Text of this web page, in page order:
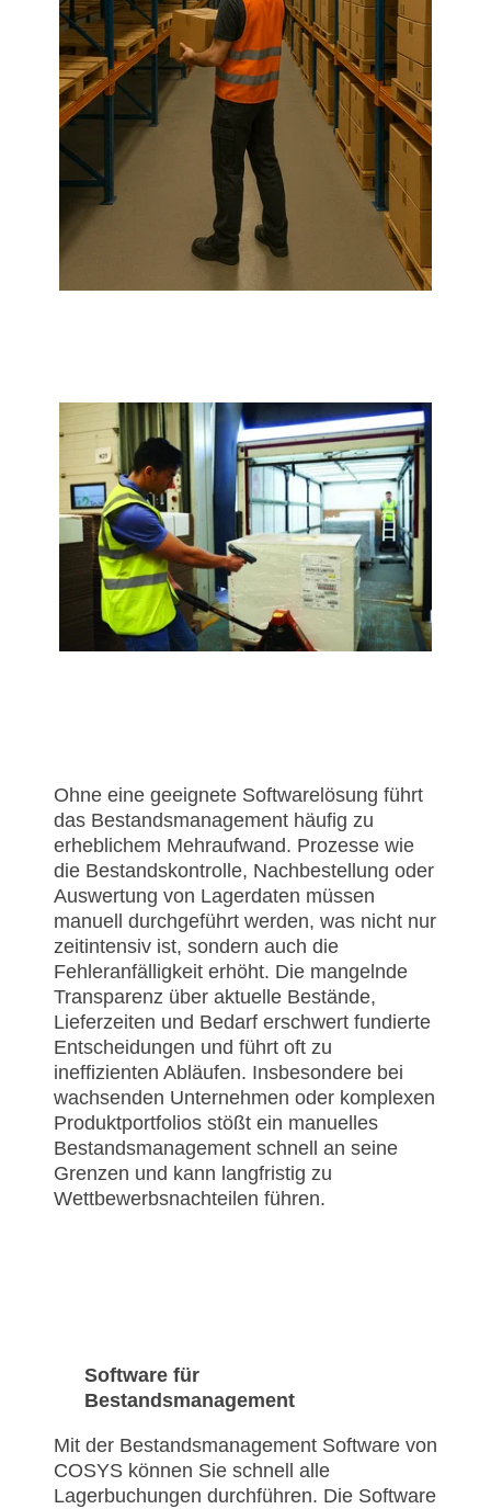
Ohne eine geeignete Softwarelösung führt
das Bestandsmanagement häufig zu
erheblichem Mehraufwand. Prozesse wie
die Bestandskontrolle, Nachbestellung oder
Auswertung von Lagerdaten müssen
manuell durchgeführt werden, was nicht nur
zeitintensiv ist, sondern auch die
Fehleranfälligkeit erhöht. Die mangelnde
Transparenz über aktuelle Bestände,
Lieferzeiten und Bedarf erschwert fundierte
Entscheidungen und führt oft zu
ineffizienten Abläufen. Insbesondere bei
wachsenden Unternehmen oder komplexen
Produktportfolios stößt ein manuelles
Bestandsmanagement schnell an seine
Grenzen und kann langfristig zu
Wettbewerbsnachteilen führen.
Software für
Bestandsmanagement
Mit der Bestandsmanagement Software von
COSYS können Sie schnell alle
Lagerbuchungen durchführen. Die Software